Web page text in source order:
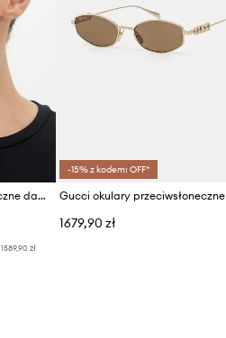
Gucci okulary przeciwsłoneczne damskie
1589,90 zł
-15% z kodem: OFF*
Gucci okulary przeciwsłoneczne
1679,90 zł